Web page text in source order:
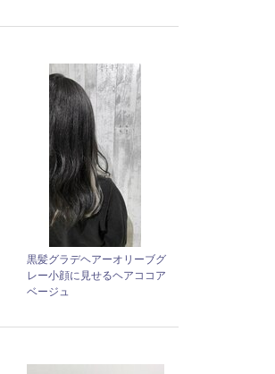
黒髪グラデヘアーオリーブグ
レー小顔に見せるヘアココア
ベージュ